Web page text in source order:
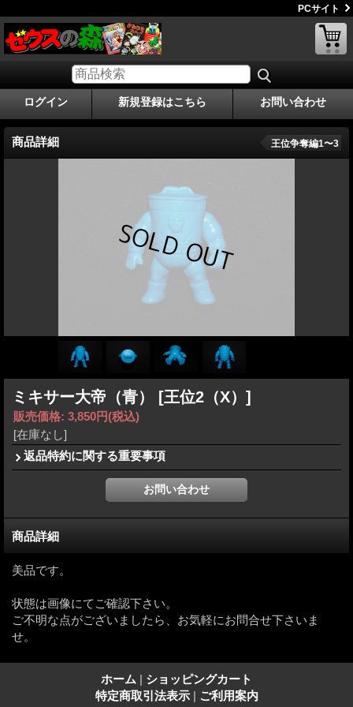
PCサイト
ログイン 新規登録はこちら お問い合わせ
商品詳細 王位争奪編1〜3
ミキサー大帝（青） [王位2（X）]
販売価格: 3,850円(税込)
[在庫なし]
返品特約に関する重要事項
商品詳細
美品です。
状態は画像にてご確認下さい。
ご不明な点がございましたら、お気軽にお問合せ下さいま
せ。
ホーム | ショッピングカート
特定商取引法表示 | ご利用案内